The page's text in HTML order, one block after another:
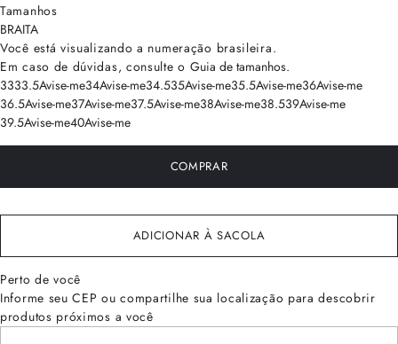
Tamanhos
BRAITA
Você está visualizando a numeração brasileira.
Em caso de dúvidas, consulte o Guia de tamanhos.
3333.5Avise-me34Avise-me34.535Avise-me35.5Avise-me36Avise-me
36.5Avise-me37Avise-me37.5Avise-me38Avise-me38.539Avise-me
39.5Avise-me40Avise-me
COMPRAR
ADICIONAR À SACOLA
Perto de você
Informe seu CEP ou compartilhe sua localização para descobrir
produtos próximos a você